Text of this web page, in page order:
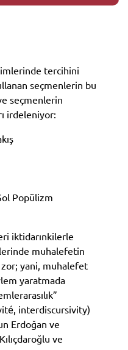
tercihini
seçmenlerin bu
seçmenlerin
irdeleniyor:
Popülizm
iktidarınkilerle
muhalefetin
yani, muhalefet
yaratmada
interdiscursivity)
Erdoğan ve
ve